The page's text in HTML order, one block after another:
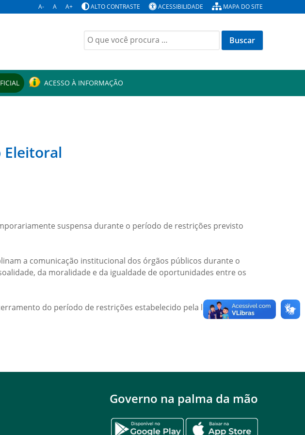
A- A A+ ALTO CONTRASTE ACESSIBILIDADE MAPA DO SITE
Buscar
por:
ACESSO À INFORMAÇÃO
Eleitoral
suspensa durante o período de restrições previsto
a comunicação institucional dos órgãos públicos durante o
da moralidade e da igualdade de oportunidades entre os
do período de restrições estabelecido pela legislação
Governo na palma da mão